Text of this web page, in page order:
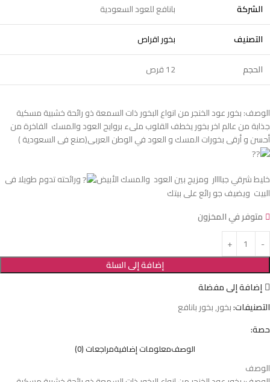
الشركة
بانافع للعود السعودية
التصنيف
بخور اقراص
الحجم
12 قرص
الوصف: بخور عود الخنجر من انواع البخور ذات السمعة ذو رائحة خشبية مسكية
جذابة من عالم اخر بخور يخطف القلوب ملىء بروايح العود والمسك الفاخرة من
أحسن و أرقى بخورات المسك و العود في الوطن العربى(صنع فى السعودية )
خليط شرقي جباااار ومزيج بين العود والمسك الأبيض
البيت ويضيف جو رائع على بيتك
متوفر في المخزون
إضافة إلى السلة
إضافة إلى مفضلة
التصنيفات:بخور,بخور بانافع
حصة:
الوصفمعلومات إضافيةمراجعات (0)
الوصف